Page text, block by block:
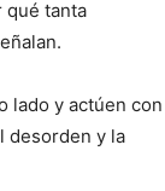
qué tanta
lado y actúen con
desorden y la